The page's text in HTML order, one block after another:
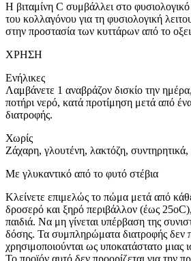
Η βιταμίνη C συμβάλλει στο
του κολλαγόνου για τη φυσιολογική
στην προστασία των κυττάρων από το
ΧΡΗΣΗ
Ενήλικες
Λαμβάνετε 1 αναβράζον δισκίo την
ποτήρι νερό, κατά προτίμηση μετά από
διατροφής.
Χωρίς
Ζάχαρη, γλουτένη, λακτόζη,
Με γλυκαντικό από το φυτό στέβια
Κλείνετε επιμελώς το πώμα μετά από
δροσερό και ξηρό περιβάλλον (έως
παιδιά. Να μη γίνεται υπέρβαση της
δόσης. Τα συμπληρώματα διατροφής δεν
χρησιμοποιούνται ως υποκατάστατο μιας